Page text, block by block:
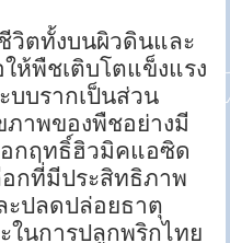
วิตทั้งบนผิวดินและ
ห้พืชเติบโตแข็งแรง
บรากเป็นส่วน
าพของพืชอย่างมี
กฤทธิ์ฮิวมิคแอซิด
อกที่มีประสิทธิภาพ
ะปลดปล่อยธาตุ
ในการปลูกพริกไทย